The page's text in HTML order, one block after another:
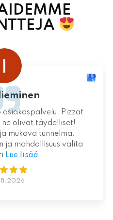
Pizzat
olivat täydelliset!
mukava tunnelma.
ja mahdollisuus valita
Lue lisää